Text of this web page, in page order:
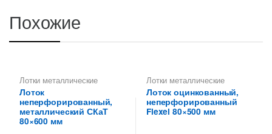
Похожие
Лотки металлические
высотой 80 мм
Неперфорированные лотки
высотой 80 мм
Лоток
неперфорированный,
металлический СКаТ
80×600 мм
Лотки металлические
высотой 80 мм
Неперфорированные лотки
высотой 80 мм
Лоток оцинкованный,
неперфорированный
Flexel 80×500 мм